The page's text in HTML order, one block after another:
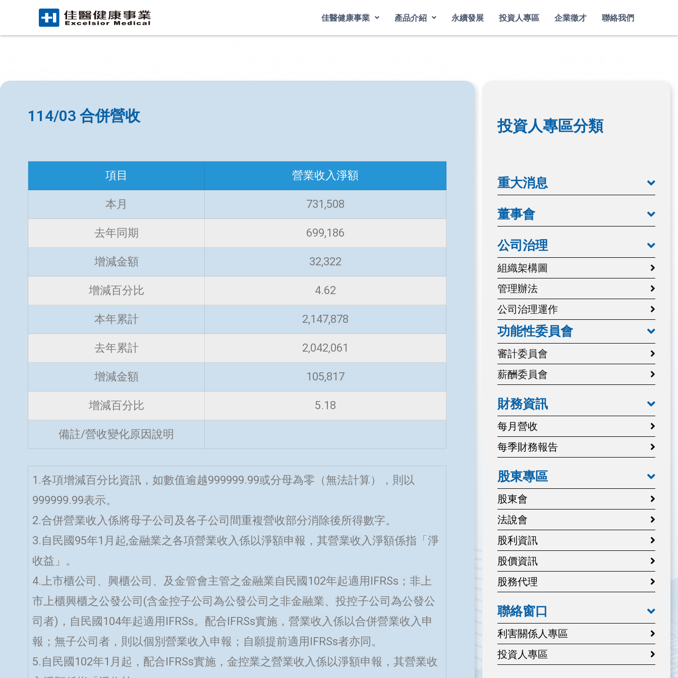
佳醫健康事業 產品介紹 永續發展 投資人專區 企業徵才 聯絡我們
114/03 合併營收
項目 營業收入淨額
本月 731,508
去年同期 699,186
增減金額 32,322
增減百分比 4.62
本年累計 2,147,878
去年累計 2,042,061
增減金額 105,817
增減百分比 5.18
備註/營收變化原因說明
1.各項增減百分比資訊，如數值逾越999999.99或分母為零（無法計算），則以
999999.99表示。
2.合併營業收入係將母子公司及各子公司間重複營收部分消除後所得數字。
3.自民國95年1月起,金融業之各項營業收入係以淨額申報，其營業收入淨額係指「淨
收益」。
4.上市櫃公司、興櫃公司、及金管會主管之金融業自民國102年起適用IFRSs；非上
市上櫃興櫃之公發公司(含金控子公司為公發公司之非金融業、投控子公司為公發公
司者)，自民國104年起適用IFRSs。配合IFRSs實施，營業收入係以合併營業收入申
報；無子公司者，則以個別營業收入申報；自願提前適用IFRSs者亦同。
5.自民國102年1月起，配合IFRSs實施，金控業之營業收入係以淨額申報，其營業收
投資人專區分類
重大消息
董事會
公司治理
組織架構圖
管理辦法
公司治理運作
功能性委員會
審計委員會
薪酬委員會
財務資訊
每月營收
每季財務報告
股東專區
股東會
法說會
股利資訊
股價資訊
股務代理
聯絡窗口
利害關係人專區
投資人專區